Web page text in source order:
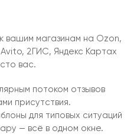
вашим магазинам на Ozon,
2ГИС, Яндекс Картах
вас.
потоком отзывов
присутствия.
для типовых ситуаций
— всё в одном окне.